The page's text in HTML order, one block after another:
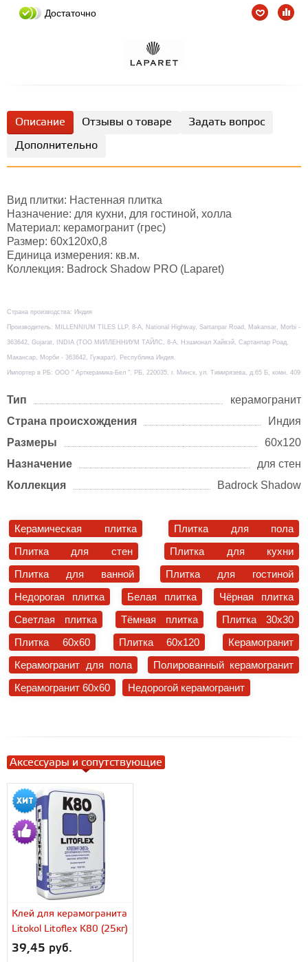
Достаточно
Описание Отзывы о товаре
Задать вопрос
Дополнительно
Вид плитки: Настенная плитка
Назначение: для кухни, для гостиной, холла
Материал: керамогранит (грес)
Размер: 60х120х0,8
Единица измерения: кв.м.
Коллекция: Badrock Shadow PRO (Laparet)
Страна производства: Индия
Производитель: MILLENNIUM TILES LLP, 8-А, National Highway, Sartanpar Road, Makansar, Morbi -
363642, Gujarat, INDIA (TOO МИЛЛЕННИУМ ТАЙЛС, 8-А, Нэшионал Хайвэй, Сартанпар Роад,
Макансар, Морби - 363642, Гужарат), Республика Индия.
Импортер в РБ: ООО " Арткерамика-Бел ", РБ, 220035, г. Минск, ул. Тимирязева, д.65 Б, комн. 409
Тип
керамогранит
Страна происхождения
Индия
Размеры
60х120
Назначение
для стен
Коллекция
Badrock Shadow
Керамическая плитка
Плитка для пола
Плитка для стен
Плитка для кухни
Плитка для ванной
Плитка для гостиной
Недорогая плитка
Белая плитка
Чёрная плитка
Светлая плитка
Тёмная плитка
Плитка 30x30
Плитка 60x60
Плитка 60x120
Керамогранит
Керамогранит для пола
Полированный керамогранит
Керамогранит 60x60
Недорогой керамогранит
Аксессуары и сопутствующие
Клей для керамогранита
Litokol Litoflex K80 (25кг)
39,45 руб.